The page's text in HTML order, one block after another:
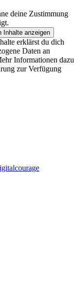
deine Zustimmung
Inhalte anzeigen
erklärst du dich
Daten an
Informationen dazu
zur Verfügung